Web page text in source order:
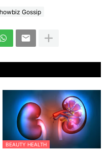
Gossip
BEAUTY HEALTH